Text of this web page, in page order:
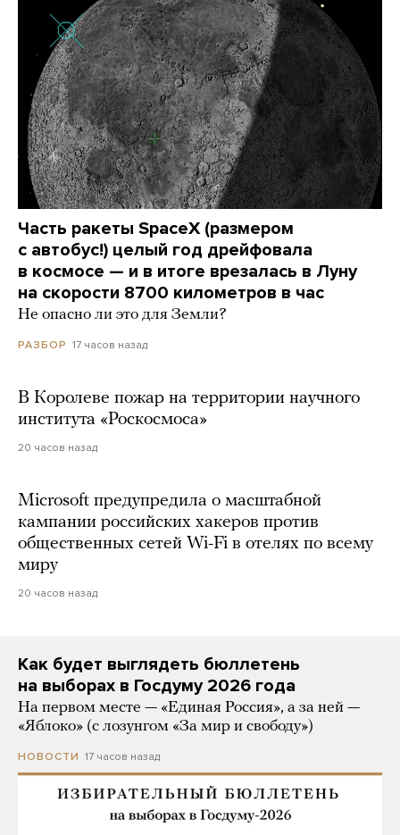
Часть ракеты SpaceX (размером
с автобус!) целый год дрейфовала
в космосе — и в итоге врезалась в Луну
на скорости 8700 километров в час
Не опасно ли это для Земли?
РАЗБОР 17 часов назад
В Королеве пожар на территории научного
института «Роскосмоса»
20 часов назад
Microsoft предупредила о масштабной
кампании российских хакеров против
общественных сетей Wi-Fi в отелях по всему
миру
20 часов назад
Как будет выглядеть бюллетень
на выборах в Госдуму 2026 года
На первом месте — «Единая Россия», а за ней —
«Яблоко» (с лозунгом «За мир и свободу»)
НОВОСТИ 17 часов назад